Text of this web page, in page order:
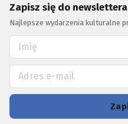
Zapisz się do newslettera
Najlepsze wydarzenia kulturalne